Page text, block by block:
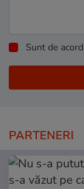
Sunt de
PARTENERI